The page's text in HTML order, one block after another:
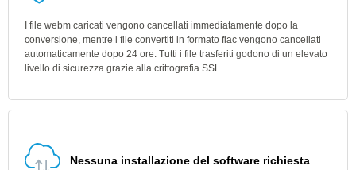
I file webm caricati vengono cancellati immediatamente dopo la
conversione, mentre i file convertiti in formato flac vengono cancellati
automaticamente dopo 24 ore. Tutti i file trasferiti godono di un elevato
livello di sicurezza grazie alla crittografia SSL.
Nessuna installazione del software richiesta